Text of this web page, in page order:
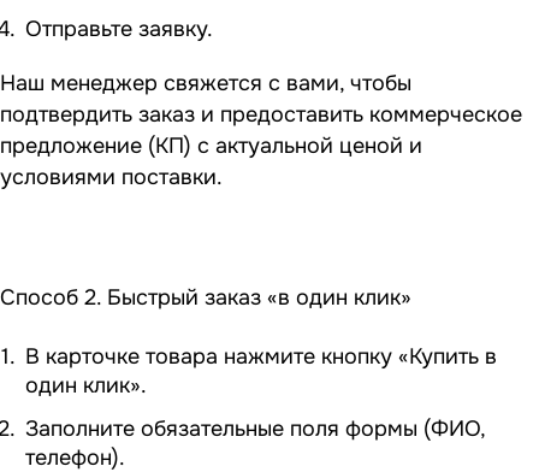
Отправьте заявку.
Наш менеджер свяжется с вами, чтобы
подтвердить заказ и предоставить коммерческое
предложение (КП) с актуальной ценой и
условиями поставки.
Способ 2. Быстрый заказ «в один клик»
В карточке товара нажмите кнопку «Купить в
один клик».
Заполните обязательные поля формы (ФИО,
телефон).